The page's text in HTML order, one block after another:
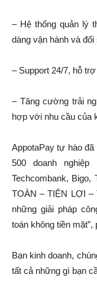
– Hệ thống quản lý
dàng vận hành và đối
– Support 24/7, hỗ
– Tăng cường trải
hợp với nhu cầu của
AppotaPay tự hào
500 doanh
Techcombank,
TOÀN – TIỆN LỢI –
những giải pháp
toán không tiền
Bạn kinh doanh,
tất cả những gì bạn